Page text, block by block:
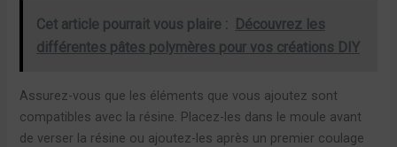
Cet article pourrait vous plaire :
Découvrez les
différentes pâtes polymères pour vos créations DIY
Assurez-vous que les éléments que vous ajoutez sont
compatibles avec la résine. Placez-les dans le moule avant
de verser la résine ou ajoutez-les après un premier coulage